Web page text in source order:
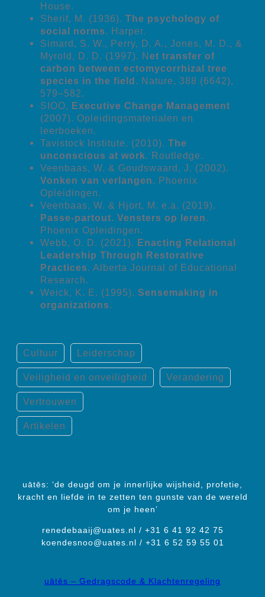
House.
Sherif, M. (1936). The psychology of
social norms. Harper.
Simard, S. W., Perry, D. A., Jones, M. D., &
Myrold, D. D. (1997). N et transfer of
carbon between ectomycorrhizal tree
species in the field . Nature, 388 (6642),
579–582.
SIOO, Executive Change Management
(2007). Opleidingsmaterialen en
leerboeken.
Tavistock Institute. (2010). The
unconscious at work. Routledge.
Veenbaas, W. & Goudswaard, J. (2002).
Vonken van verlangen. Phoenix
Opleidingen.
Veenbaas, W. & Hjort, M. e.a. (2019).
Passe-partout. Vensters op leren.
Phoenix Opleidingen.
Webb, O. D. (2021). Enacting Relational
Leadership Through Restorative
Practices. Alberta Journal of Educational
Research.
Weick, K. E. (1995). Sensemaking in
organizations.
Cultuur Leiderschap
Veiligheid en onveiligheid Verandering
Vertrouwen
Artikelen
uātēs: ‘de deugd om je innerlijke wijsheid, profetie,
kracht en liefde in te zetten ten gunste van de wereld
om je heen’
renedebaaij@uates.nl / +31 6 41 92 42 75
koendesnoo@uates.nl / +31 6 52 59 55 01
uātēs – Gedragscode & Klachtenregeling